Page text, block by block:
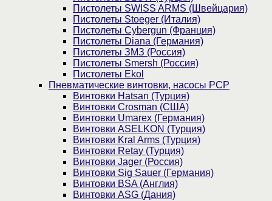
Пистолеты SWISS ARMS (Швейцария)
Пистолеты Stoeger (Италия)
Пистолеты Cybergun (Франция)
Пистолеты Diana (Германия)
Пистолеты ЗМЗ (Россия)
Пистолеты Smersh (Россия)
Пистолеты Ekol
Пневматические винтовки, насосы PCP
Винтовки Hatsan (Турция)
Винтовки Crosman (США)
Винтовки Umarex (Германия)
Винтовки ASELKON (Турция)
Винтовки Kral Arms (Турция)
Винтовки Retay (Турция)
Винтовки Jager (Россия)
Винтовки Sig Sauer (Германия)
Винтовки BSA (Англия)
Винтовки ASG (Дания)